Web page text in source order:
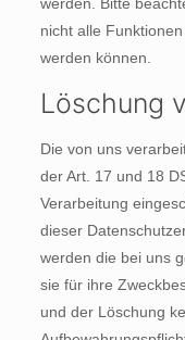
nicht alle
werden können.
Löschung
Die von uns
der Art. 17 und 18
Verarbeitung
dieser
werden die bei uns
sie für ihre
und der Löschung